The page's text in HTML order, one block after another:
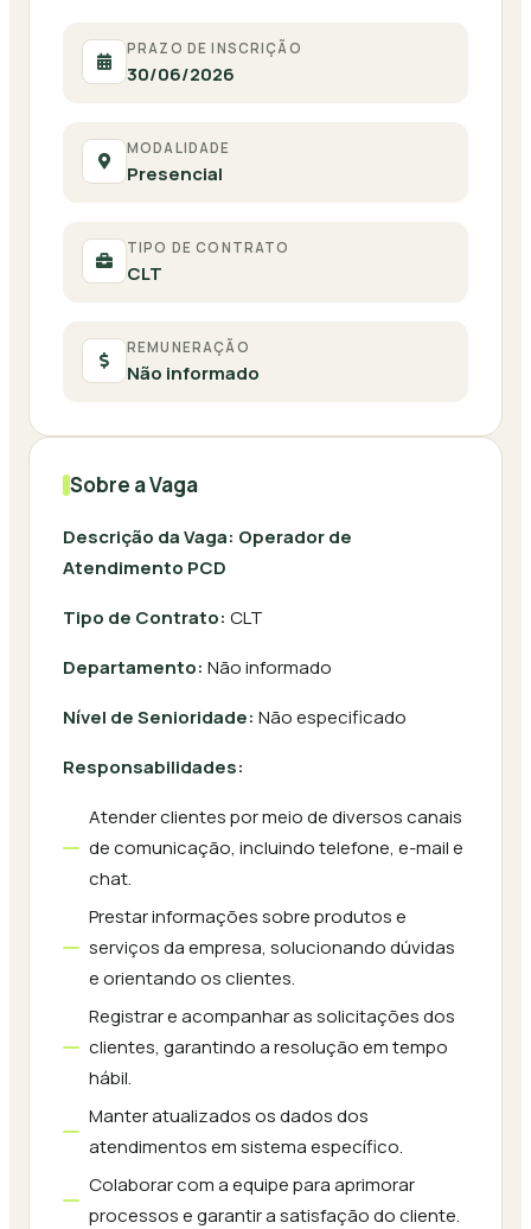
PRAZO DE INSCRIÇÃO
30/06/2026
MODALIDADE
Presencial
TIPO DE CONTRATO
CLT
REMUNERAÇÃO
Não informado
Sobre a Vaga
Descrição da Vaga: Operador de
Atendimento PCD
Tipo de Contrato: CLT
Departamento: Não informado
Nível de Senioridade: Não especificado
Responsabilidades:
Atender clientes por meio de diversos canais
de comunicação, incluindo telefone, e-mail e
chat.
Prestar informações sobre produtos e
serviços da empresa, solucionando dúvidas
e orientando os clientes.
Registrar e acompanhar as solicitações dos
clientes, garantindo a resolução em tempo
hábil.
Manter atualizados os dados dos
atendimentos em sistema específico.
Colaborar com a equipe para aprimorar
processos e garantir a satisfação do cliente.